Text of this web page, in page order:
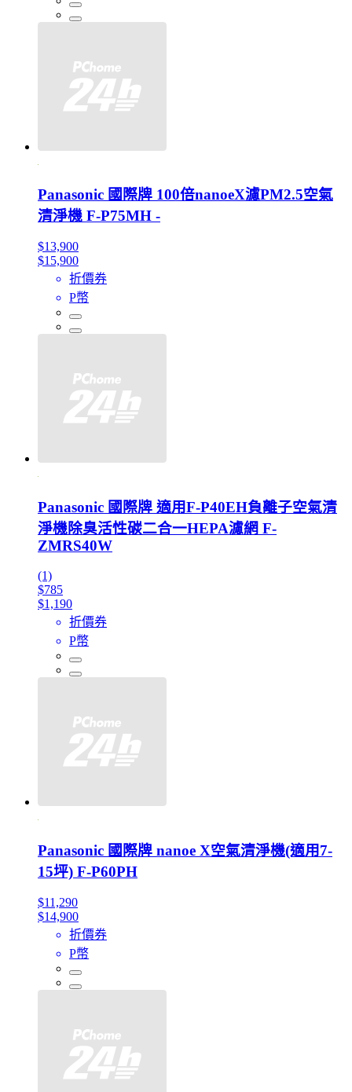
Panasonic 國際牌 100倍nanoeX濾PM2.5空氣
清淨機 F-P75MH -
$13,900
$15,900
折價券
P幣
Panasonic 國際牌 適用F-P40EH負離子空氣清
淨機除臭活性碳二合一HEPA濾網 F-
ZMRS40W
(1)
$785
$1,190
折價券
P幣
Panasonic 國際牌 nanoe X空氣清淨機(適用7-
15坪) F-P60PH
$11,290
$14,900
折價券
P幣